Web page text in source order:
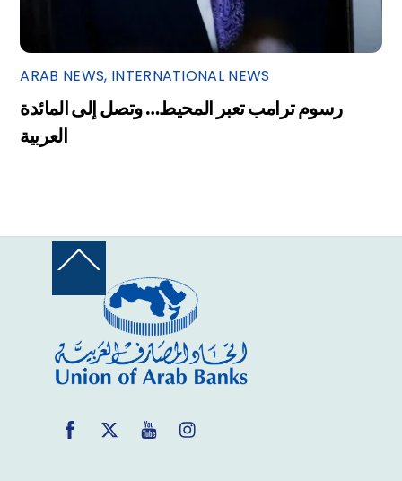
ARAB NEWS, INTERNATIONAL NEWS
رسوم ترامب تعبر المحيط… وتصل إلى المائدة
العربية
Back
Top
Facebook
Twitter YouTube